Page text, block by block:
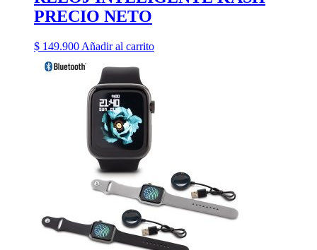
PRECIO NETO
$ 149.900 Añadir al carrito